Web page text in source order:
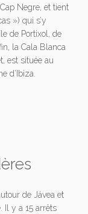
Negre, et tient
») qui s’y
de Portixol, de
la Cala Blanca
est située au
d’Ibiza.
de Jávea et
Il y a 15 arrêts